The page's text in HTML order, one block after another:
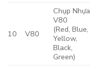
10 V80
Chụp Nhựa
V80
(Red, Blue,
Yellow,
Black,
Green)